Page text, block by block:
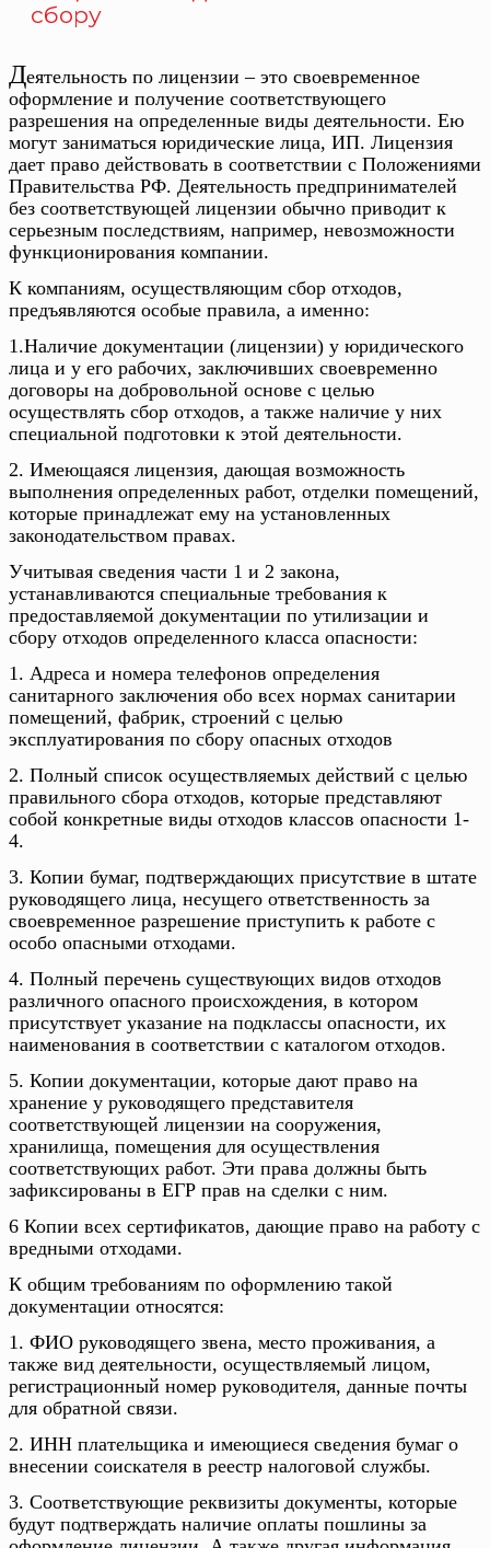
сбору
Деятельность по лицензии – это своевременное
оформление и получение соответствующего
разрешения на определенные виды деятельности. Ею
могут заниматься юридические лица, ИП. Лицензия
дает право действовать в соответствии с Положениями
Правительства РФ. Деятельность предпринимателей
без соответствующей лицензии обычно приводит к
серьезным последствиям, например, невозможности
функционирования компании.
К компаниям, осуществляющим сбор отходов,
предъявляются особые правила, а именно:
1.Наличие документации (лицензии) у юридического
лица и у его рабочих, заключивших своевременно
договоры на добровольной основе с целью
осуществлять сбор отходов, а также наличие у них
специальной подготовки к этой деятельности.
2. Имеющаяся лицензия, дающая возможность
выполнения определенных работ, отделки помещений,
которые принадлежат ему на установленных
законодательством правах.
Учитывая сведения части 1 и 2 закона,
устанавливаются специальные требования к
предоставляемой документации по утилизации и
сбору отходов определенного класса опасности:
1. Адреса и номера телефонов определения
санитарного заключения обо всех нормах санитарии
помещений, фабрик, строений с целью
эксплуатирования по сбору опасных отходов
2. Полный список осуществляемых действий с целью
правильного сбора отходов, которые представляют
собой конкретные виды отходов классов опасности 1-
4.
3. Копии бумаг, подтверждающих присутствие в штате
руководящего лица, несущего ответственность за
своевременное разрешение приступить к работе с
особо опасными отходами.
4. Полный перечень существующих видов отходов
различного опасного происхождения, в котором
присутствует указание на подклассы опасности, их
наименования в соответствии с каталогом отходов.
5. Копии документации, которые дают право на
хранение у руководящего представителя
соответствующей лицензии на сооружения,
хранилища, помещения для осуществления
соответствующих работ. Эти права должны быть
зафиксированы в ЕГР прав на сделки с ним.
6 Копии всех сертификатов, дающие право на работу с
вредными отходами.
К общим требованиям по оформлению такой
документации относятся:
1. ФИО руководящего звена, место проживания, а
также вид деятельности, осуществляемый лицом,
регистрационный номер руководителя, данные почты
для обратной связи.
2. ИНН плательщика и имеющиеся сведения бумаг о
внесении соискателя в реестр налоговой службы.
3. Соответствующие реквизиты документы, которые
будут подтверждать наличие оплаты пошлины за